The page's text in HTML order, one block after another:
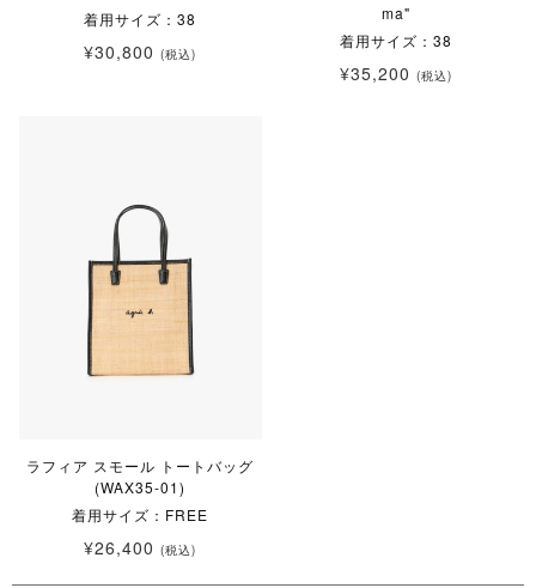
着用サイズ：38
¥30,800 (税込)
ma"
着用サイズ：38
¥35,200 (税込)
ラフィア スモール トートバッグ
(WAX35-01)
着用サイズ：FREE
¥26,400 (税込)